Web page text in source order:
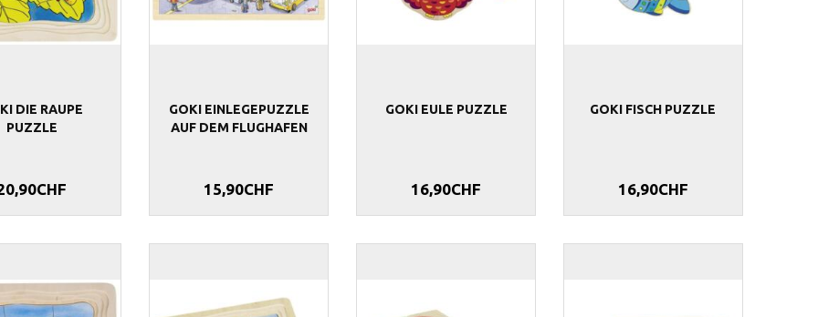
DIE RAUPE
PUZZLE
GOKI EINLEGEPUZZLE
AUF DEM FLUGHAFEN
15,90CHF
GOKI EULE PUZZLE
16,90CHF
GOKI FISCH PUZZLE
16,90CHF